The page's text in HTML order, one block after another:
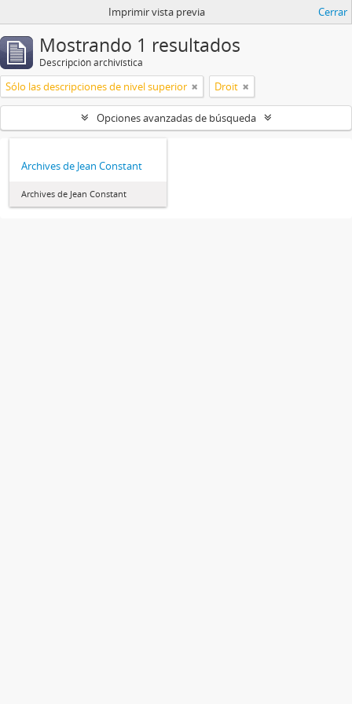
Imprimir vista previa Cerrar
Mostrando 1 resultados
Descripción archivística
Sólo las descripciones de nivel superior Droit
Opciones avanzadas de búsqueda
Archives de Jean Constant
Archives de Jean Constant